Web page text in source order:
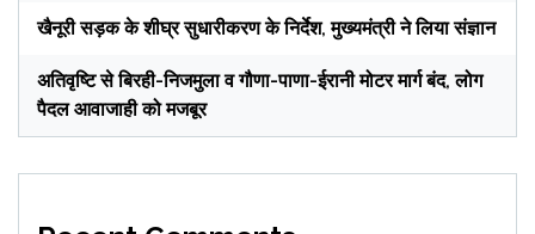
खैनूरी सड़क के शीघ्र सुधारीकरण के निर्देश, मुख्यमंत्री ने लिया संज्ञान
अतिवृष्टि से बिरही-निजमुला व गौणा-पाणा-ईरानी मोटर मार्ग बंद, लोग
पैदल आवाजाही को मजबूर